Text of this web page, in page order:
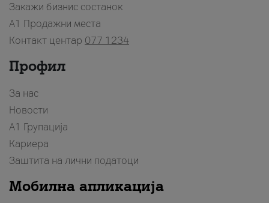
Закажи бизнис состанок
A1 Продажни места
Контакт центар 077 1234
Профил
За нас
Новости
А1 Групација
Кариера
Заштита на лични податоци
Мобилна апликација